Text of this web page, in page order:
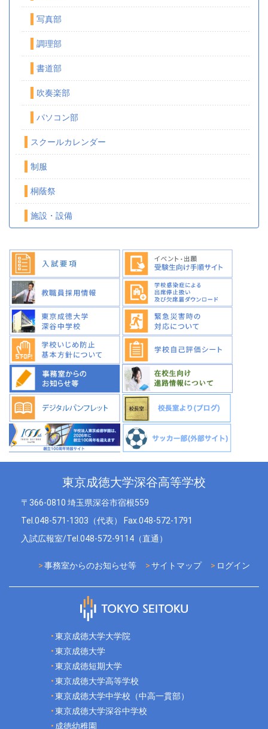
写真部
調理部
書道部
吹奏楽部
パソコン部
スクールカレンダー
制服
桐蔭祭
施設・設備
東京成徳大学深谷高等学校
〒366-0810 埼玉県深谷市宿根559
Tel.048-571-1303（代表） Fax.048-572-1791
入試広報室/Tel.048-572-9114（直通）
ログイン
サイトマップ
事務室からのお知らせ等
東京成徳大学大学院
東京成徳大学
東京成徳短期大学
東京成徳大学高等学校
東京成徳大学中学校（中高一貫部）
東京成徳大学深谷中学校
成徳幼稚園